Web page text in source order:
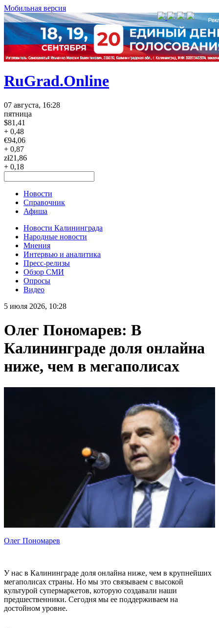
Мобильная версия
RuGrad.Online
07 августа, 16:28
пятница
$81,41
+ 0,48
€94,06
+ 0,87
zł21,86
+ 0,18
Новости
Справочник
Афиша
Новости Калининграда
Народные новости
Мнения
Интервью и аналитика
Пресс-релизы
Обзор СМИ
Опросы
Видео
5 июля 2026, 10:28
Олег Пономарев: В
Калининграде доля онлайна
ниже, чем в мегаполисах
Олег Пономарев
У нас в Калининграде доля онлайна ниже, чем в крупнейших
мегаполисах страны. Но мы это связываем с высокой
культурой супермаркетов, которую создавали наши
предшественники. Сегодня мы ее поддерживаем на
достойном уровне.